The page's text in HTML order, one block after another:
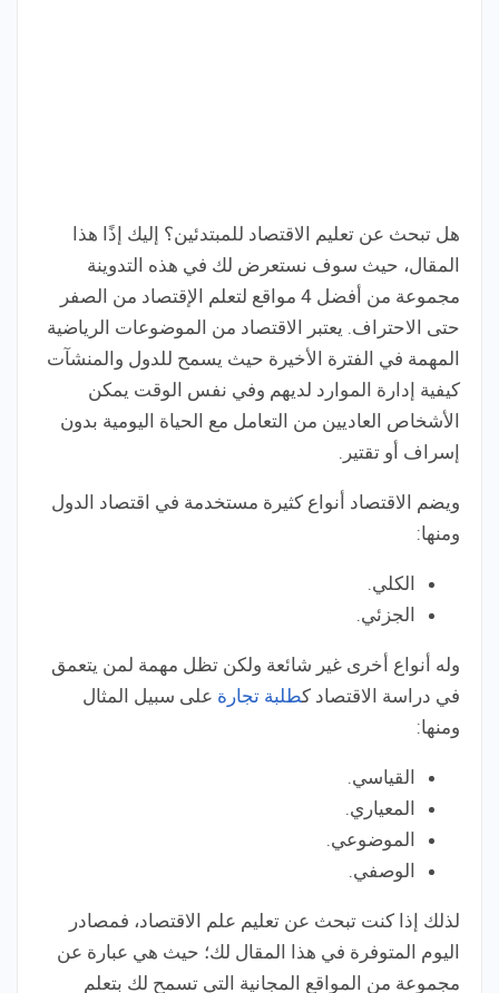
هل تبحث عن تعليم الاقتصاد للمبتدئين؟ إليك إذًا هذا
المقال، حيث سوف نستعرض لك في هذه التدوينة
مجموعة من أفضل 4 مواقع لتعلم الإقتصاد من الصفر
حتى الاحتراف. يعتبر الاقتصاد من الموضوعات الرياضية
المهمة في الفترة الأخيرة حيث يسمح للدول والمنشآت
كيفية إدارة الموارد لديهم وفي نفس الوقت يمكن
الأشخاص العاديين من التعامل مع الحياة اليومية بدون
إسراف أو تقتير.
ويضم الاقتصاد أنواع كثيرة مستخدمة في اقتصاد الدول
ومنها:
الكلي.
الجزئي.
وله أنواع أخرى غير شائعة ولكن تظل مهمة لمن يتعمق
في دراسة الاقتصاد كطلبة تجارة على سبيل المثال
ومنها:
القياسي.
المعياري.
الموضوعي.
الوصفي.
لذلك إذا كنت تبحث عن تعليم علم الاقتصاد، فمصادر
اليوم المتوفرة في هذا المقال لك؛ حيث هي عبارة عن
مجموعة من المواقع المجانية التي تسمح لك بتعلم